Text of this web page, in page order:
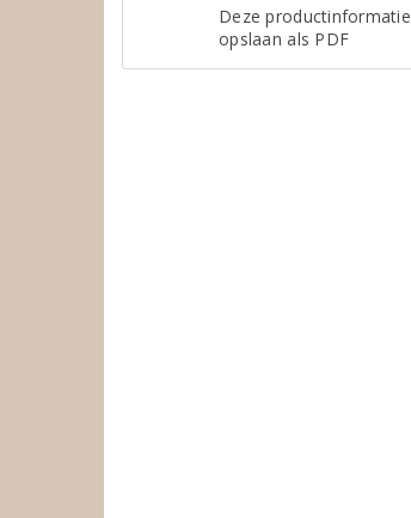
Deze productinformatie
opslaan als PDF